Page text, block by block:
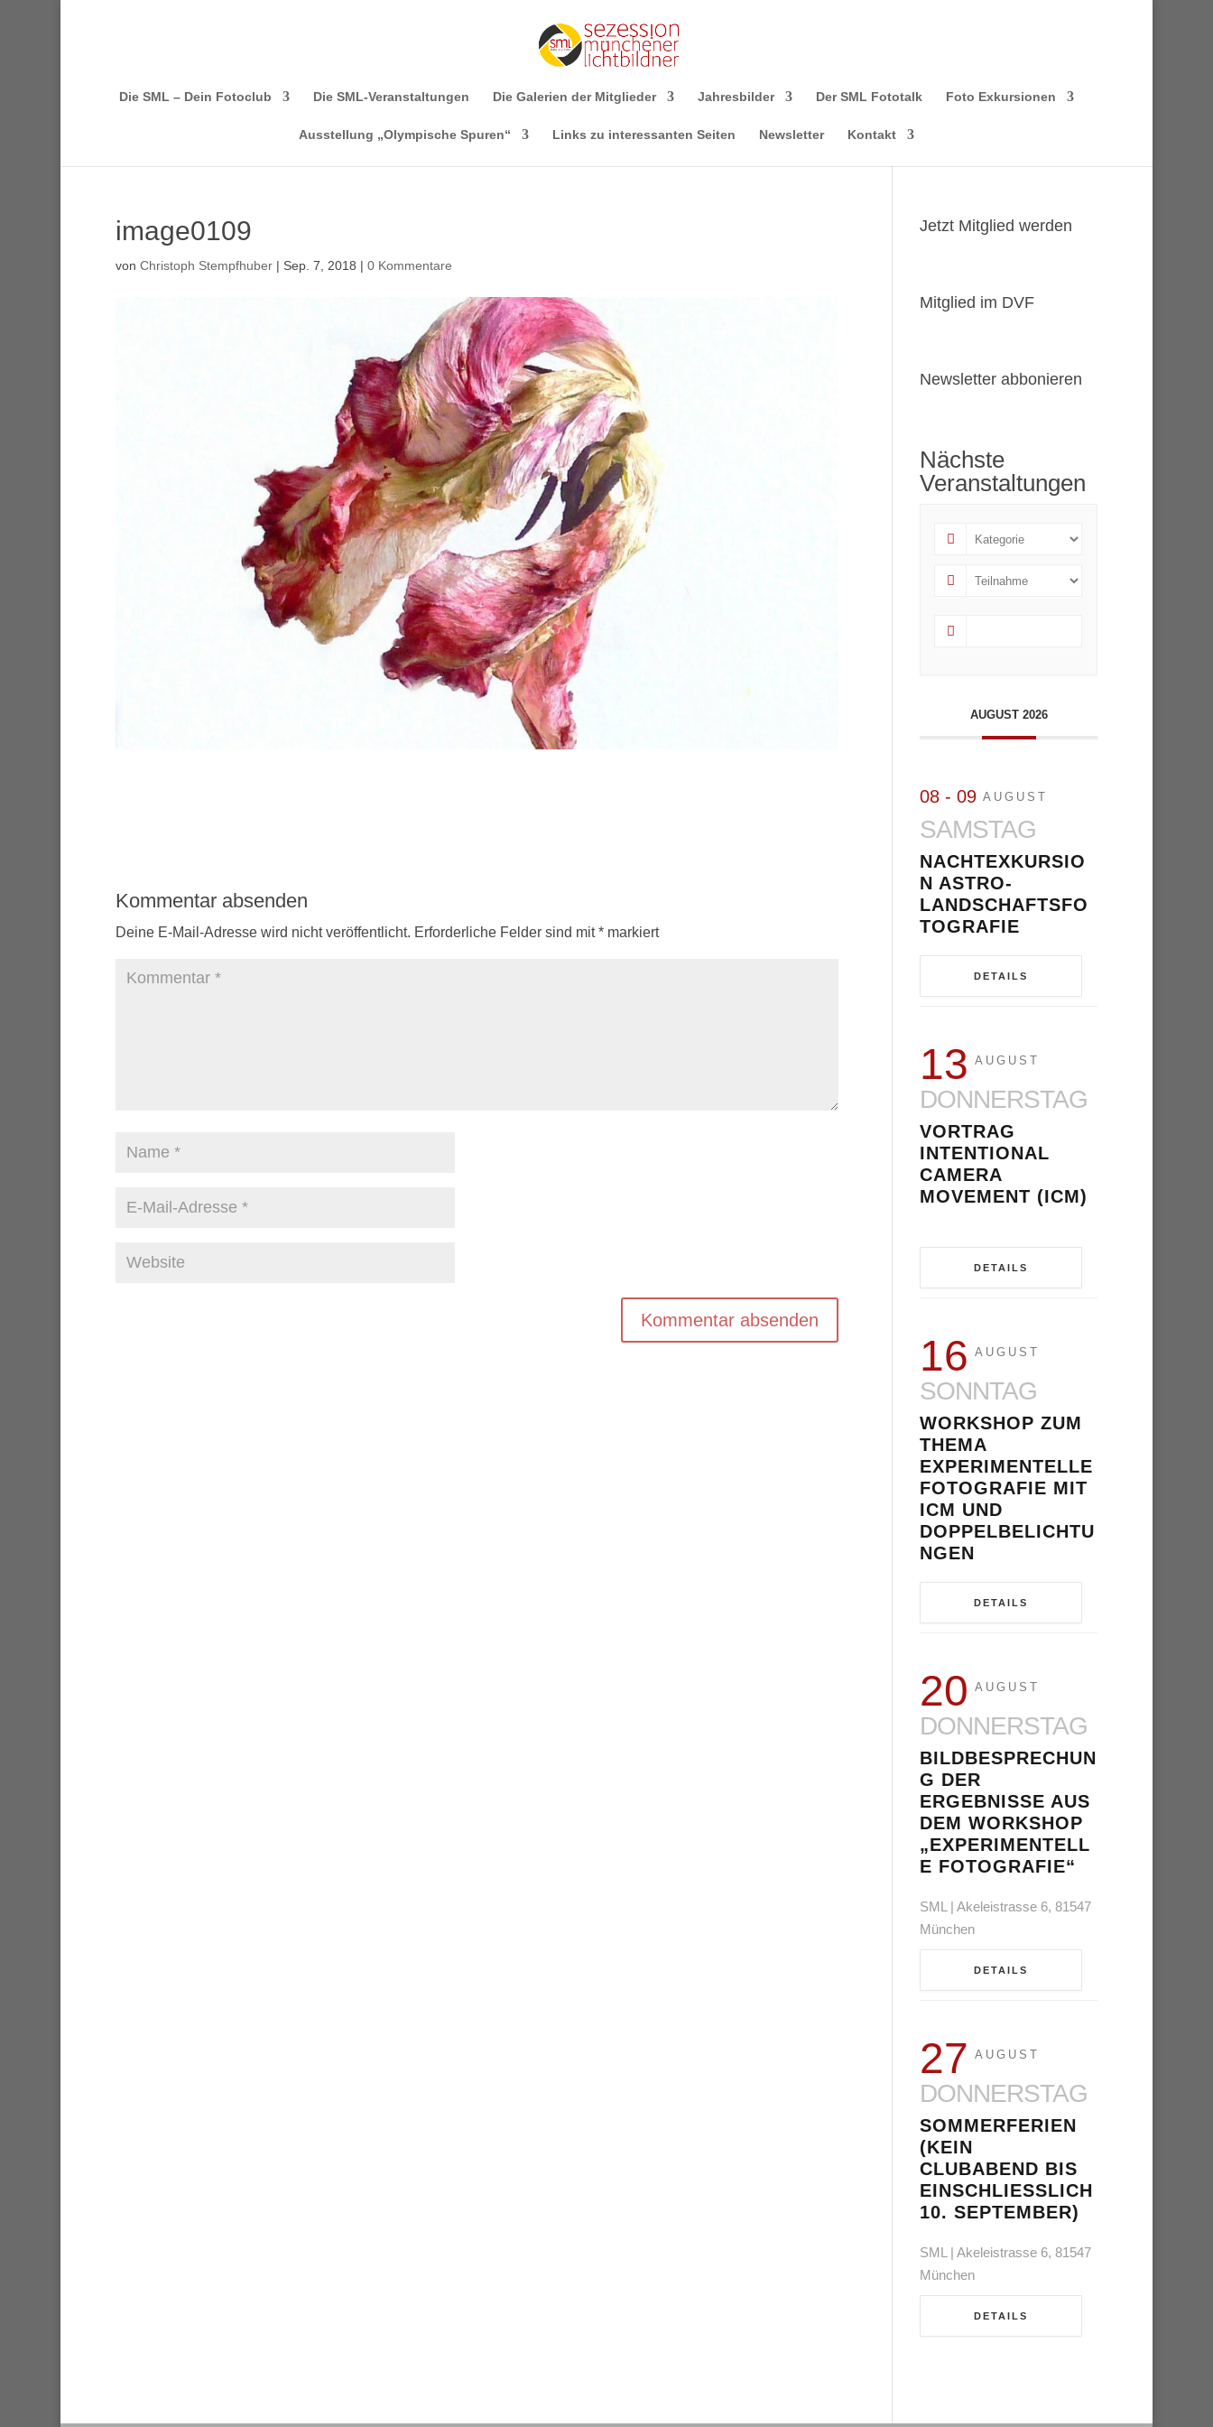
Die SML – Dein Fotoclub Die SML-Veranstaltungen Die Galerien der Mitglieder Jahresbilder Der SML Fototalk Foto Exkursionen
Ausstellung „Olympische Spuren“ Links zu interessanten Seiten Newsletter Kontakt
image0109
von Christoph Stempfhuber| Sep. 7, 2018 | 0 Kommentare
Kommentar absenden
Deine E-Mail-Adresse wird nicht veröffentlicht. Erforderliche Felder sind mit*markiert
Jetzt Mitglied werden
Mitglied im DVF
Newsletter abbonieren
Nächste
Veranstaltungen
AUGUST 2026
08 - 09 AUGUST
SAMSTAG
NACHTEXKURSIO
N ASTRO-
LANDSCHAFTSFO
TOGRAFIE
DETAILS
13 AUGUST
DONNERSTAG
VORTRAG
INTENTIONAL
CAMERA
MOVEMENT (ICM)
DETAILS
16 AUGUST
SONNTAG
WORKSHOP ZUM
THEMA
EXPERIMENTELLE
FOTOGRAFIE MIT
ICM UND
DOPPELBELICHTU
NGEN
DETAILS
20 AUGUST
DONNERSTAG
BILDBESPRECHUN
G DER
ERGEBNISSE AUS
DEM WORKSHOP
„EXPERIMENTELL
E FOTOGRAFIE“
SML | Akeleistrasse 6, 81547
München
DETAILS
27 AUGUST
DONNERSTAG
SOMMERFERIEN
(KEIN
CLUBABEND BIS
EINSCHLIESSLICH 1
0. SEPTEMBER)
SML | Akeleistrasse 6, 81547
München
DETAILS